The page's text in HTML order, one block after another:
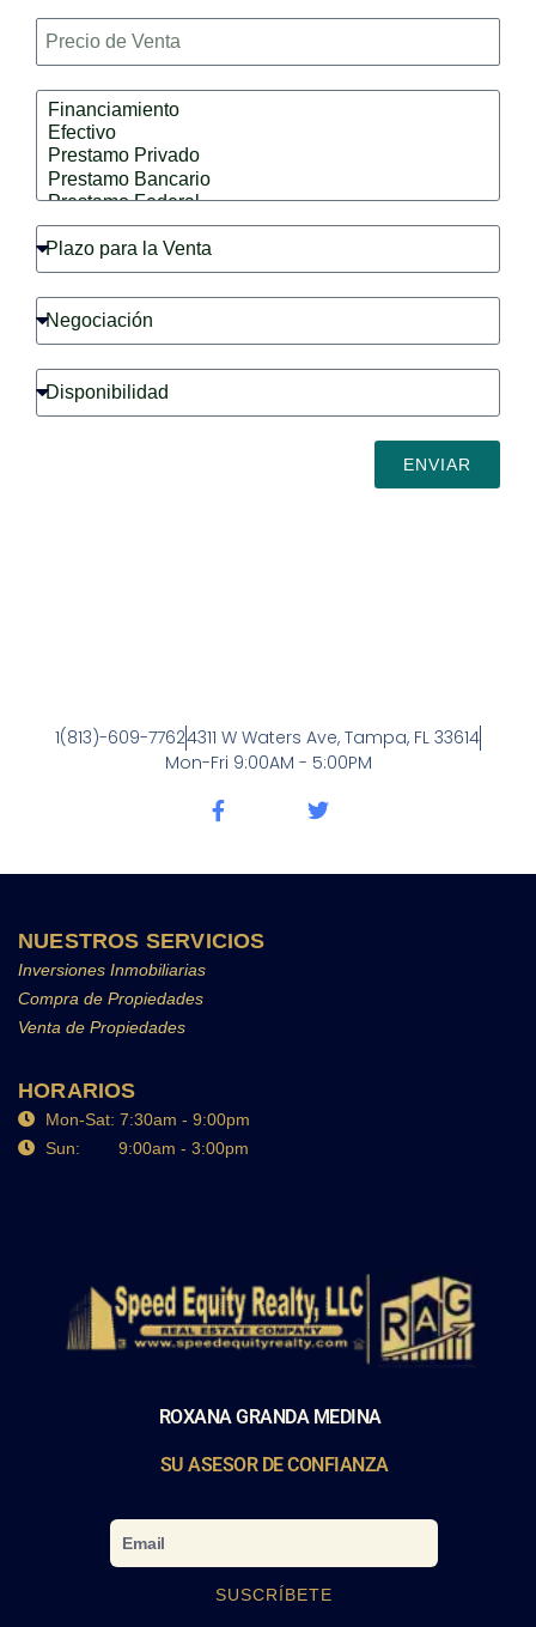
Precio
Financiamiento
Plazo
para
la
venta
Negociación
Disponibilidad
ENVIAR
1(813)-609-77624311 W Waters Ave, Tampa, FL 33614
Mon-Fri 9:00AM - 5:00PM
F
a
e
o
T
t
NUESTROS SERVICIOS
Inversiones Inmobiliarias
Compra de Propiedades
Venta de Propiedades
HORARIOS
Mon-Sat: 7:30am - 9:00pm
Sun: 9:00am - 3:00pm
ROXANA GRANDA MEDINA
SU ASESOR DE CONFIANZA
SUSCRÍBETE